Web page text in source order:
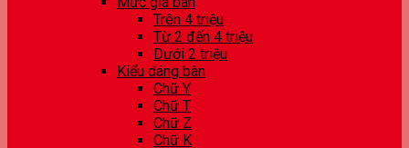
Trên 4 triệu
Từ 2 đến 4 triệu
Dưới 2 triệu
Kiểu dáng bàn
Chữ Y
Chữ T
Chữ Z
Chữ K